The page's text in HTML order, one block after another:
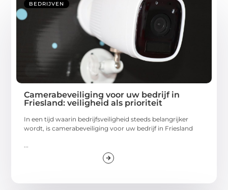
BEDRIJVEN
Camerabeveiliging voor uw bedrijf in
Friesland: veiligheid als prioriteit
In een tijd waarin bedrijfsveiligheid steeds belangrijker
wordt, is camerabeveiliging voor uw bedrijf in Friesland